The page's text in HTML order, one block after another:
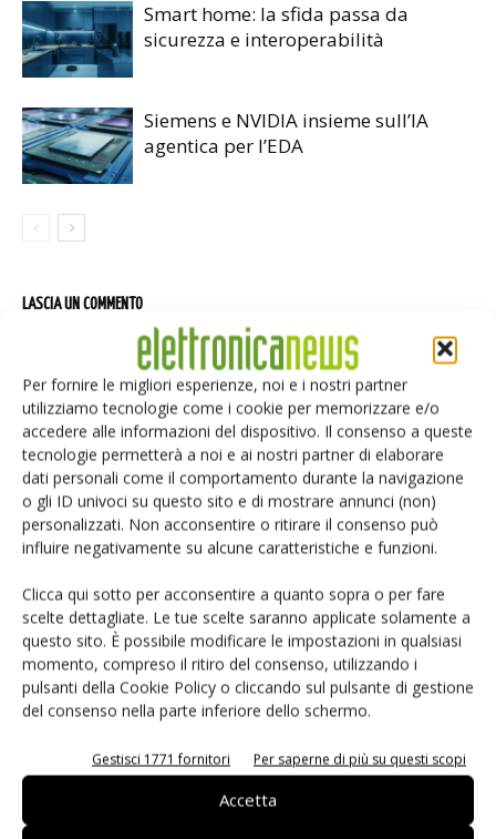
Per fornire le migliori esperienze, noi e i nostri partner
utilizziamo tecnologie come i cookie per memorizzare e/o
accedere alle informazioni del dispositivo. Il consenso a queste
tecnologie permetterà a noi e ai nostri partner di elaborare
dati personali come il comportamento durante la navigazione
o gli ID univoci su questo sito e di mostrare annunci (non)
personalizzati. Non acconsentire o ritirare il consenso può
influire negativamente su alcune caratteristiche e funzioni.
Clicca qui sotto per acconsentire a quanto sopra o per fare
scelte dettagliate. Le tue scelte saranno applicate solamente a
questo sito. È possibile modificare le impostazioni in qualsiasi
momento, compreso il ritiro del consenso, utilizzando i
pulsanti della Cookie Policy o cliccando sul pulsante di gestione
del consenso nella parte inferiore dello schermo.
Gestisci 1771 fornitori Per saperne di più su questi scopi
Accetta
Smart home: la sfida passa da
sicurezza e interoperabilità
Siemens e NVIDIA insieme sull’IA
agentica per l’EDA
LASCIA UN COMMENTO
prossimi commenti.